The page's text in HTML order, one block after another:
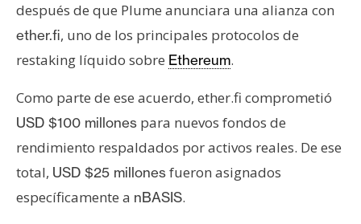
después de que Plume anunciara una alianza con
ether.fi, uno de los principales protocolos de
restaking líquido sobre Ethereum.
Como parte de ese acuerdo, ether.fi comprometió
USD $100 millones para nuevos fondos de
rendimiento respaldados por activos reales. De ese
total, USD $25 millonesfueron asignados
específicamente a nBASIS.